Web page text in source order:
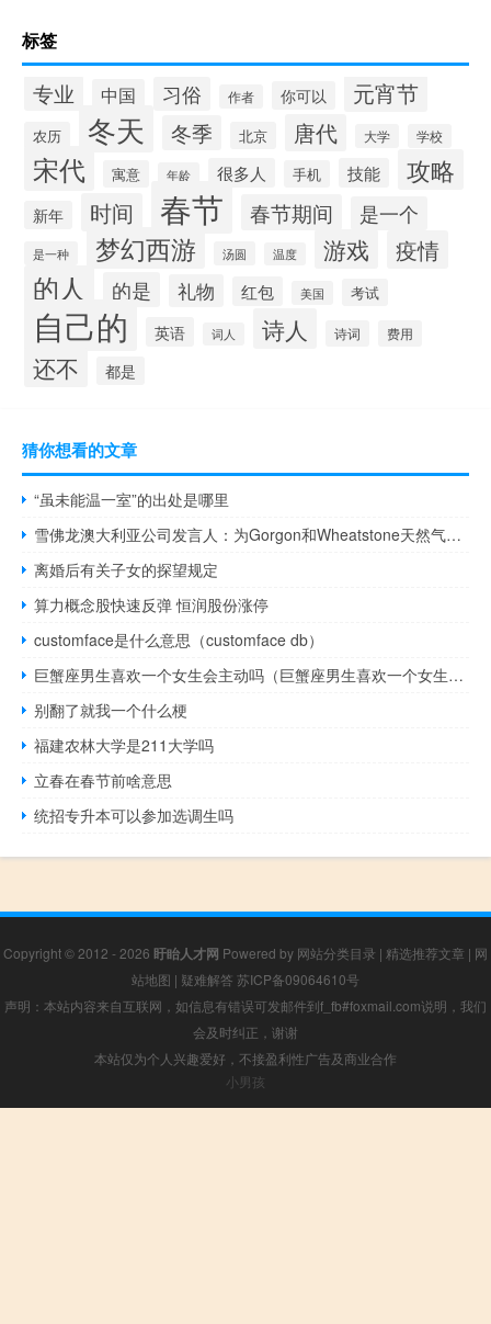
标签
专业 中国 习俗 作者 你可以 元宵节
农历 冬天 冬季 北京 唐代 大学 学校
宋代 寓意 年龄 很多人 手机 技能 攻略
新年 时间 春节 春节期间 是一个
是一种 梦幻西游 汤圆 温度 游戏 疫情
的人 的是 礼物 红包 美国 考试
自己的 英语 词人 诗人 诗词 费用
还不 都是
猜你想看的文章
“虽未能温一室”的出处是哪里
雪佛龙澳大利亚公司发言人：为Gorgon和Wheatstone天然气设施的一线野外操作员提议的企业协议得到了多数员工的投票支持
离婚后有关子女的探望规定
算力概念股快速反弹 恒润股份涨停
customface是什么意思（customface db）
巨蟹座男生喜欢一个女生会主动吗（巨蟹座男生喜欢一个女生的表现）
别翻了就我一个什么梗
福建农林大学是211大学吗
立春在春节前啥意思
统招专升本可以参加选调生吗
Copyright © 2012 - 2026 盱眙人才网 Powered by 网站分类目录 | 精选推荐文章 | 网
站地图 | 疑难解答 苏ICP备09064610号
声明：本站内容来自互联网，如信息有错误可发邮件到f_fb#foxmail.com说明，我们
会及时纠正，谢谢
本站仅为个人兴趣爱好，不接盈利性广告及商业合作
小男孩